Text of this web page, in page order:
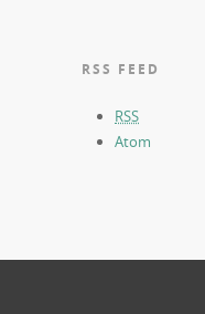
RSS FEED
RSS
Atom